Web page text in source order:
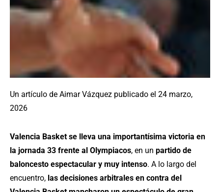
Un artículo de Aimar Vázquez publicado el 24 marzo,
2026
Valencia Basket se lleva una importantísima victoria en
la jornada 33 frente al Olympiacos, en un partido de
baloncesto espectacular y muy intenso. A lo largo del
encuentro, las decisiones arbitrales en contra del